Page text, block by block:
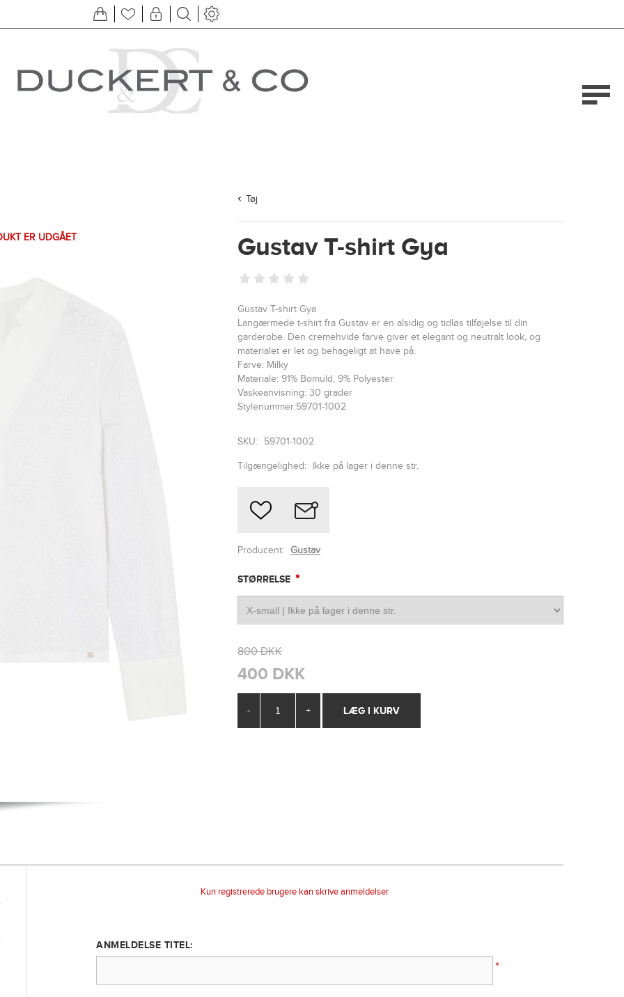
ER UDGÅET
Tøj
Gustav T-shirt Gya
Gustav T-shirt Gya
Langærmede t-shirt fra Gustav er en alsidig og tidløs tilføjelse til din
garderobe. Den cremehvide farve giver et elegant og neutralt look, og
materialet er let og behageligt at have på.
Farve: Milky
Materiale: 91% Bomuld, 9% Polyester
Vaskeanvisning: 30 grader
Stylenummer:59701-1002
SKU: 59701-1002
Tilgængelighed: Ikke på lager i denne str.
Producent: Gustav
STØRRELSE *
800 DKK
400 DKK
- +
Kun registrerede brugere kan skrive anmeldelser
ANMELDELSE TITEL:
*